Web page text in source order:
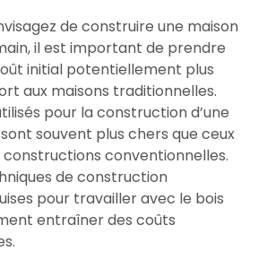
de construire une maison
il est important de prendre
initial potentiellement plus
aux maisons traditionnelles.
pour la construction d’une
souvent plus chers que ceux
constructions conventionnelles.
de construction
pour travailler avec le bois
entraîner des coûts